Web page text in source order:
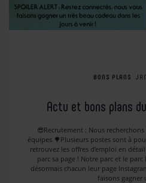
BONS PLANS
Actu et bons plans
😎Recrutement : Nous
équipes 🌳Plusieurs postes sont à
retrouvez les offres d’emploi en
parc sa page ! Notre parc et le
désormais chacun leur page
faisons gagner